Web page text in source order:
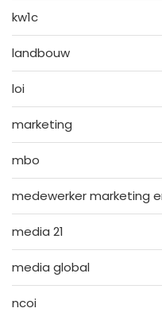
kw1c
landbouw
loi
marketing
mbo
medewerker marketing
media 21
media global
ncoi